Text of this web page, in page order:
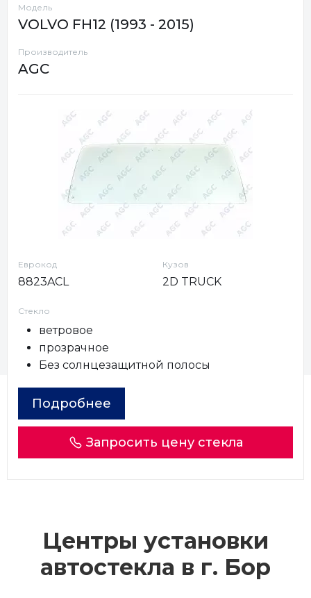
Модель
VOLVO FH12 (1993 - 2015)
Производитель
AGC
Еврокод
8823ACL
Кузов
2D TRUCK
Стекло
ветровое
прозрачное
Без солнцезащитной полосы
Подробнее
Запросить цену стекла
Центры установки
автостекла в г. Бор